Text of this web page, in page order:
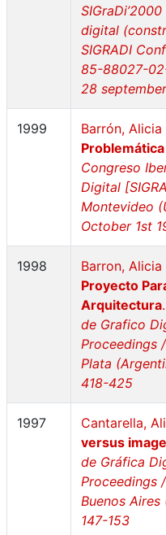
digital
SIGRADI
85-88027-
28
1999
Barrón,
Congreso
Digital
Montevideo
October 1st
1998
Barron,
Proyecto
Arquitectura.
de Grafico
Proceedings
Plata
418-425
1997 Cantarella,
versus
de Gráfica
Proceedings
Buenos Aires
147-153